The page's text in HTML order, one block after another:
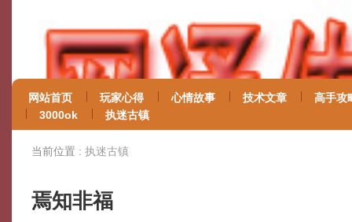
网站首页 玩家心得 心情故事 技术文章
高手攻
3000ok
执迷古镇
当前位置 : 执迷古镇
焉知非福